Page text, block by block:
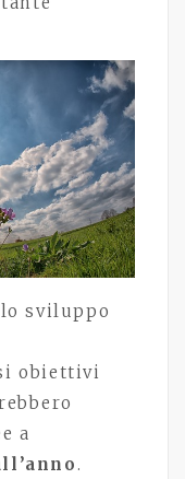
sviluppo
obiettivi
a
.